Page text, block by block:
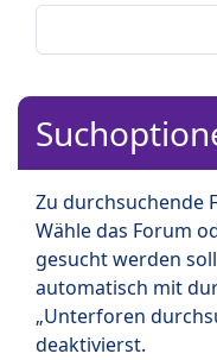
Zu durchsuchende
Wähle das Forum
gesucht werden
automatisch mit
„Unterforen
deaktivierst.